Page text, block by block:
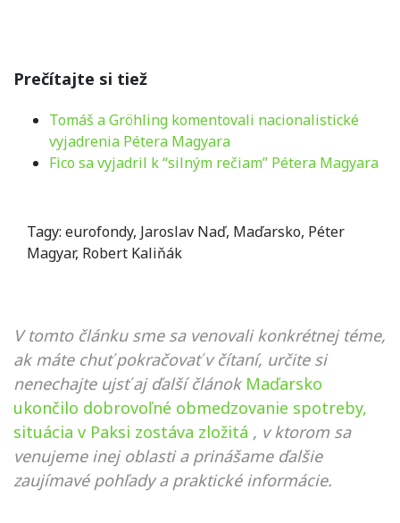
Prečítajte si tiež
Tomáš a Gröhling komentovali nacionalistické
vyjadrenia Pétera Magyara
Fico sa vyjadril k “silným rečiam” Pétera Magyara
Tagy: eurofondy, Jaroslav Naď, Maďarsko, Péter
Magyar, Robert Kaliňák
V tomto článku sme sa venovali konkrétnej téme,
ak máte chuť pokračovať v čítaní, určite si
nenechajte ujsť aj ďalší článok Maďarsko
ukončilo dobrovoľné obmedzovanie spotreby,
situácia v Paksi zostáva zložitá , v ktorom sa
venujeme inej oblasti a prinášame ďalšie
zaujímavé pohľady a praktické informácie.